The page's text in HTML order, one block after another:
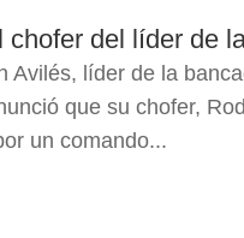
chofer del líder de
Avilés, líder de la
que su chofer,
un comando...